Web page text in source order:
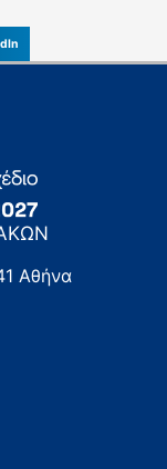
Αθήνα